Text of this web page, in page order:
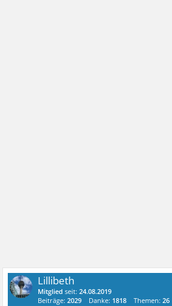
Lillibeth
Mitglied seit:24.08.2019
Beiträge:2029 Danke: 1818 Themen:26